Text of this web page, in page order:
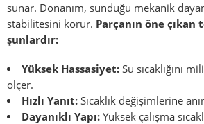
sunar. Donanım, sunduğu mekanik
stabilitesini korur. Parçanın öne
şunlardır:
Yüksek Hassasiyet:Su sıcaklığını
ölçer.
Hızlı Yanıt:Sıcaklık değişimlerine
Dayanıklı Yapı:Yüksek çalışma